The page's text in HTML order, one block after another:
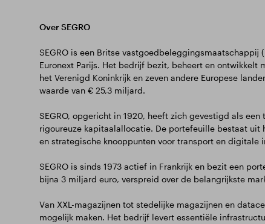
Over SEGRO
SEGRO is een Britse vastgoedbeleggingsmaatschappij
Euronext Parijs. Het bedrijf bezit, beheert en
het Verenigd Koninkrijk en zeven andere Europese
waarde van € 25,3 miljard.
SEGRO, opgericht in 1920, heeft zich gevestigd als
rigoureuze kapitaalallocatie. De portefeuille bestaat uit
en strategische knooppunten voor transport en digitale
SEGRO is sinds 1973 actief in Frankrijk en bezit een
bijna 3 miljard euro, verspreid over de belangrijkste
Van XXL-magazijnen tot stedelijke magazijnen en
mogelijk maken. Het bedrijf levert essentiële